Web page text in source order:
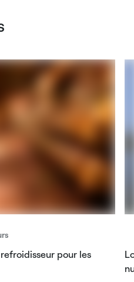
pour les